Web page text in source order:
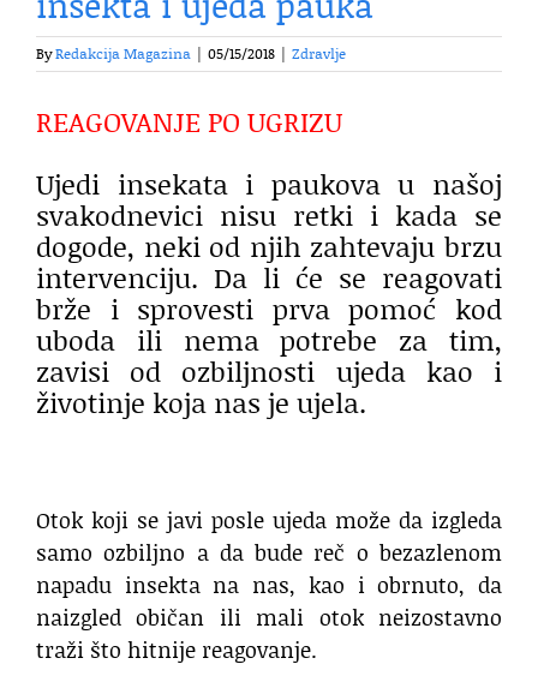
ByRedakcija Magazina 05/15/2018 Zdravlje
REAGOVANJE PO UGRIZU
Ujedi insekata i paukova u našoj
svakodnevici nisu retki i kada se
dogode, neki od njih zahtevaju brzu
intervenciju. Da li će se reagovati
brže i sprovesti prva pomoć kod
uboda ili nema potrebe za tim,
zavisi od ozbiljnosti ujeda kao i
životinje koja nas je ujela.
Otok koji se javi posle ujeda može da izgleda
samo ozbiljno a da bude reč o bezazlenom
napadu insekta na nas, kao i obrnuto, da
naizgled običan ili mali otok neizostavno
traži što hitnije reagovanje.